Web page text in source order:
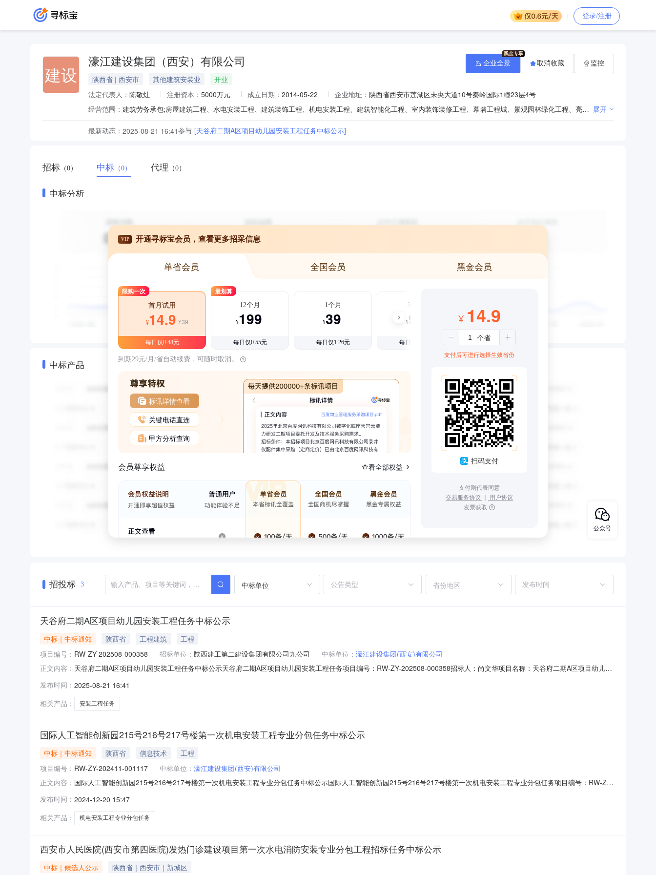
登录/注册
建设
濠江建设集团（西安）有限公司
陕西省 | 西安市 其他建筑安装业
开业
法定代表人： 陈敬灶 注册资本： 5000万元 成立日期： 2014-05-22 企业地址： 陕西省西安市莲湖区未央大道10号秦岭国际1幢23层4号
经营范围：
建筑劳务承包;房屋建筑工程、水电安装工程、建筑装饰工程、机电安装工程、建筑智能化工程、室内装饰装修工程、幕墙工程城、景观园林绿化工程、亮化工程的、消防与安防工程、电力工程、钢结构工程、水利水电工程、市政工程、道路工程、公路工程、通信工程、环保工程、照明工程、防水防腐工程的施工、外墙保温及涂料工程的设计与施工；建筑材料、装饰材料、五金交电、电力器材、日用百货的销售；压力容器、压力管道、电力设施的安装、调试、维修；企业内部员（职）工培训；楼宇保洁与清洗服务。（依法须经批准的项目，经相关部门批准后方可开展经营活动） 展开
最新动态： 2025-08-21 16:41参与 [天谷府二期A区项目幼儿园安装工程任务中标公示]
企业全景 取消收藏 监控
招标 （0） 中标 （0） 代理 （0）
中标分析
中标产品
VIP 开通寻标宝会员，查看更多招采信息
单省会员 全国会员 黑金会员
限购一次
首月试用
¥14.9 ¥39
每日仅0.48元
最划算
12个月
¥199
每日仅0.55元
1个月
¥39
每日仅1.26元
3个月
¥99
每日仅1.08元
到期29元/月/省自动续费，可随时取消。
标讯详情查看
关键电话直连
甲方分析查询
会员尊享权益 查看全部权益
¥ 14.9
支付后可进行选择生效省份
扫码支付
支付则代表同意
交易服务协议 ｜ 用户协议
发票获取
招投标 3 中标单位 省份地区
天谷府二期A区项目幼儿园安装工程任务中标公示
中标｜中标通知 陕西省 工程建筑
工程
项目编号： RW-ZY-202508-000358 招标单位： 陕西建工第二建设集团有限公司九公司 中标单位： 濠江建设集团(西安)有限公司
正文内容： 天谷府二期A区项目幼儿园安装工程任务中标公示天谷府二期A区项目幼儿园安装工程任务项目编号：RW-ZY-202508-000358招标人：尚文华项目名称：天谷府二期A区项目幼儿园
我司招标中心提出，超出公示期将不予受理。公示内容：中标候选单位：序号中标候选单位名称中标候选单位名次1濠江建设集团(西安)有限公司第一中标人2陕西图泰建筑安装工程
有限公司第二中
发布时间： 2025-08-21 16:41
相关产品：
安装工程任务
国际人工智能创新园215号216号217号楼第一次机电安装工程专业分包任务中标公示
中标｜中标通知 陕西省 信息技术
工程
项目编号： RW-ZY-202411-001117 中标单位： 濠江建设集团(西安)有限公司
正文内容： 国际人工智能创新园215号216号217号楼第一次机电安装工程专业分包任务中标公示国际人工智能创新园215号216号217号楼第一次机电安装工程专业分包任务项目编号：RW-ZY-
司第九分公司电子邮箱：电话：18220842548说明：投标人或者其他利害关系人有任何异议，请在公示期内向我司招标中心提出，超出公示期将不予受理。公示内容：中标候选
发布时间： 2024-12-20 15:47
相关产品：
机电安装工程专业分包任务
西安市人民医院(西安市第四医院)发热门诊建设项目第一次水电消防安装专业分包工程招标任务中标公示
中标｜候选人公示 陕西省｜西安市｜新城区
公众号